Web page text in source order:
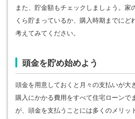
また、貯金額もチェックしましょう。家
くら貯まっているか、購入時期までにど
考えてみてください。
頭金を貯め始めよう
頭金を用意しておくと月々の支払いが大
購入にかかる費用をすべて住宅ローンで
が、頭金を支払うことには多くのメリッ